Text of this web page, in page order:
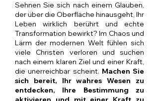
Sehnen Sie sich nach einem Glauben,
der über die Oberfläche hinausgeht, Ihr
Leben wirklich berührt und echte
Transformation bewirkt? Im Chaos und
Lärm der modernen Welt fühlen sich
viele Christen verloren und suchen
nach einem klaren Ziel und einer Kraft,
die unerreichbar scheint. Machen Sie
sich bereit, Ihr wahres Wesen zu
entdecken, Ihre Bestimmung zu